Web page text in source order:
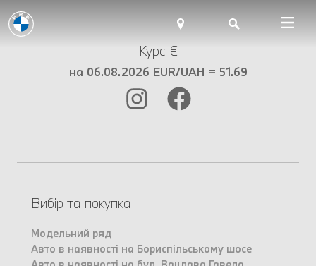
Курс €
на 06.08.2026 EUR/UAH = 51.69
Вибір та покупка
Модельний ряд
Авто в наявності на Бориспільському шосе